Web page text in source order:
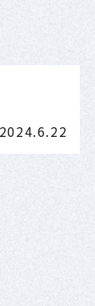
2024.6.22